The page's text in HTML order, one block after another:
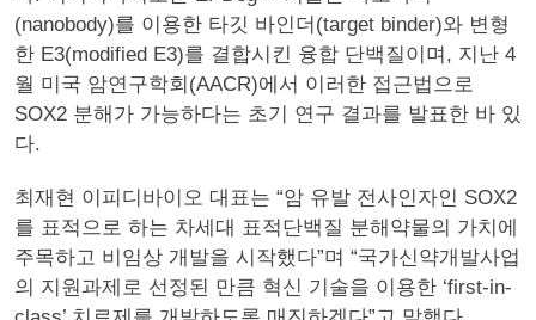
(nanobody)를 이용한 타깃 바인더(target binder)와 변형
한 E3(modified E3)를 결합시킨 융합 단백질이며, 지난 4
월 미국 암연구학회(AACR)에서 이러한 접근법으로
SOX2 분해가 가능하다는 초기 연구 결과를 발표한 바 있
다.
최재현 이피디바이오 대표는 “암 유발 전사인자인 SOX2
를 표적으로 하는 차세대 표적단백질 분해약물의 가치에
주목하고 비임상 개발을 시작했다”며 “국가신약개발사업
의 지원과제로 선정된 만큼 혁신 기술을 이용한 ‘first-in-